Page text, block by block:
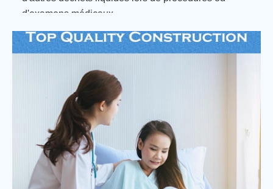
d'examens médicaux.
Facilitant le nettoyage et l'élimination faciles et
efficaces après utilisation.